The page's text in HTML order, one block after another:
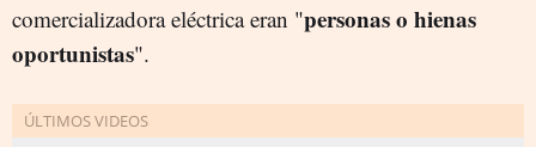
comercializadora eléctrica eran "personas o hienas
oportunistas".